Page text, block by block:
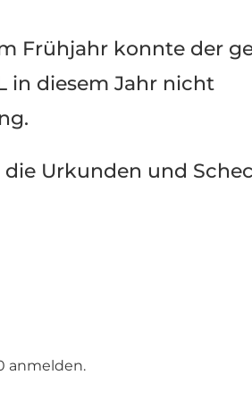
Frühjahr konnte der
in diesem Jahr nicht
Urkunden und
anmelden.